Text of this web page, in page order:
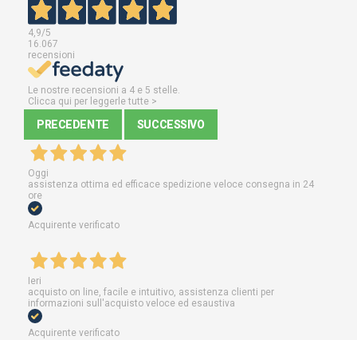
4,9/5
16.067
recensioni
Le nostre recensioni a 4 e 5 stelle.
Clicca qui per leggerle tutte >
PRECEDENTE SUCCESSIVO
Oggi
assistenza ottima ed efficace spedizione veloce consegna in 24
ore
Acquirente verificato
Ieri
acquisto on line, facile e intuitivo, assistenza clienti per
informazioni sull'acquisto veloce ed esaustiva
Acquirente verificato